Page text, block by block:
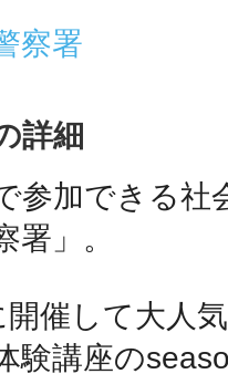
察署
詳細
参加できる社
署」。
開催して大人
験講座の